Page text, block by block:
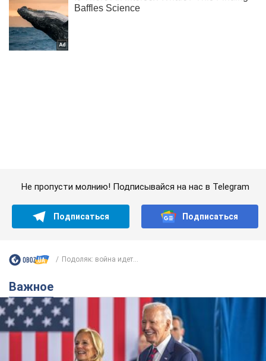
Супруга тяжелобольного Джо Байдена
назвала первый симптом, который
сигнализировал о его "агрессивном" раке